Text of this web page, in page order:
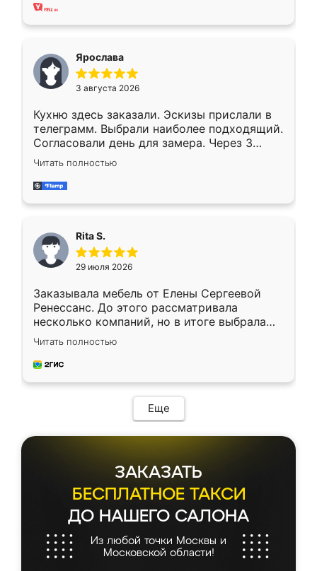
Ярослава
3 августа 2026
Кухню здесь заказали. Эскизы прислали в
телеграмм. Выбрали наиболее подходящий.
Согласовали день для замера. Через 3
недели кухня была уже готова. Остались
довольны работой. Спасибо Ренессанс
мебель за качественную работу!
Читать полностью
Rita S.
29 июля 2026
Заказывала мебель от Елены Сергеевой
Ренессанс. До этого рассматривала
несколько компаний, но в итоге выбрала
эту. Сначала обговорили условия, потом
приехал замерщик, всё спокойно объяснил
и снял размеры. Изготовили в срок, с
мебель сразу встала на свое место без
каких-либо доработок. Качеством осталась
довольна, все выглядит так, как и ожидала.
Читать полностью
Еще
ЗАКАЗАТЬ
БЕСПЛАТНОЕ ТАКСИ
ДО НАШЕГО САЛОНА
Из любой точки Москвы и
Московской области!